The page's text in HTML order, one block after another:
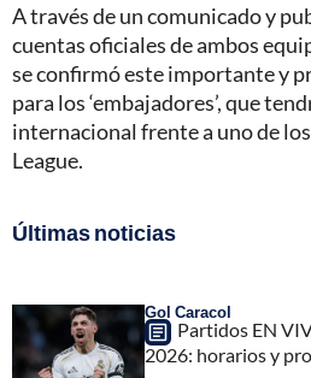
A través de un comunicado y
cuentas oficiales de ambos
se confirmó este importante y
para los ‘embajadores’, que
internacional frente a uno de
League.
Últimas noticias
Gol Caracol
Partidos EN
2026: horarios y